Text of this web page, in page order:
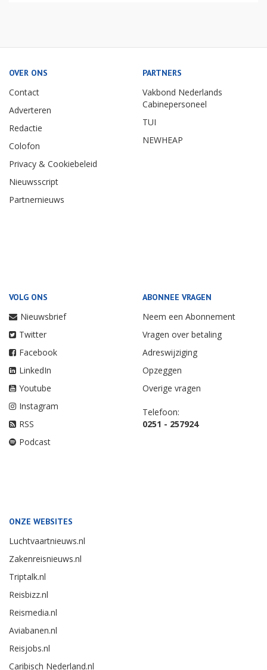
OVER ONS
Contact
Adverteren
Redactie
Colofon
Privacy & Cookiebeleid
Nieuwsscript
Partnernieuws
PARTNERS
Vakbond Nederlands
Cabinepersoneel
TUI
NEWHEAP
VOLG ONS
Nieuwsbrief
Twitter
Facebook
LinkedIn
Youtube
Instagram
RSS
Podcast
ABONNEE VRAGEN
Neem een Abonnement
Vragen over betaling
Adreswijziging
Opzeggen
Overige vragen
Telefoon:
0251 - 257924
ONZE WEBSITES
Luchtvaartnieuws.nl
Zakenreisnieuws.nl
Triptalk.nl
Reisbizz.nl
Reismedia.nl
Aviabanen.nl
Reisjobs.nl
Caribisch Nederland.nl